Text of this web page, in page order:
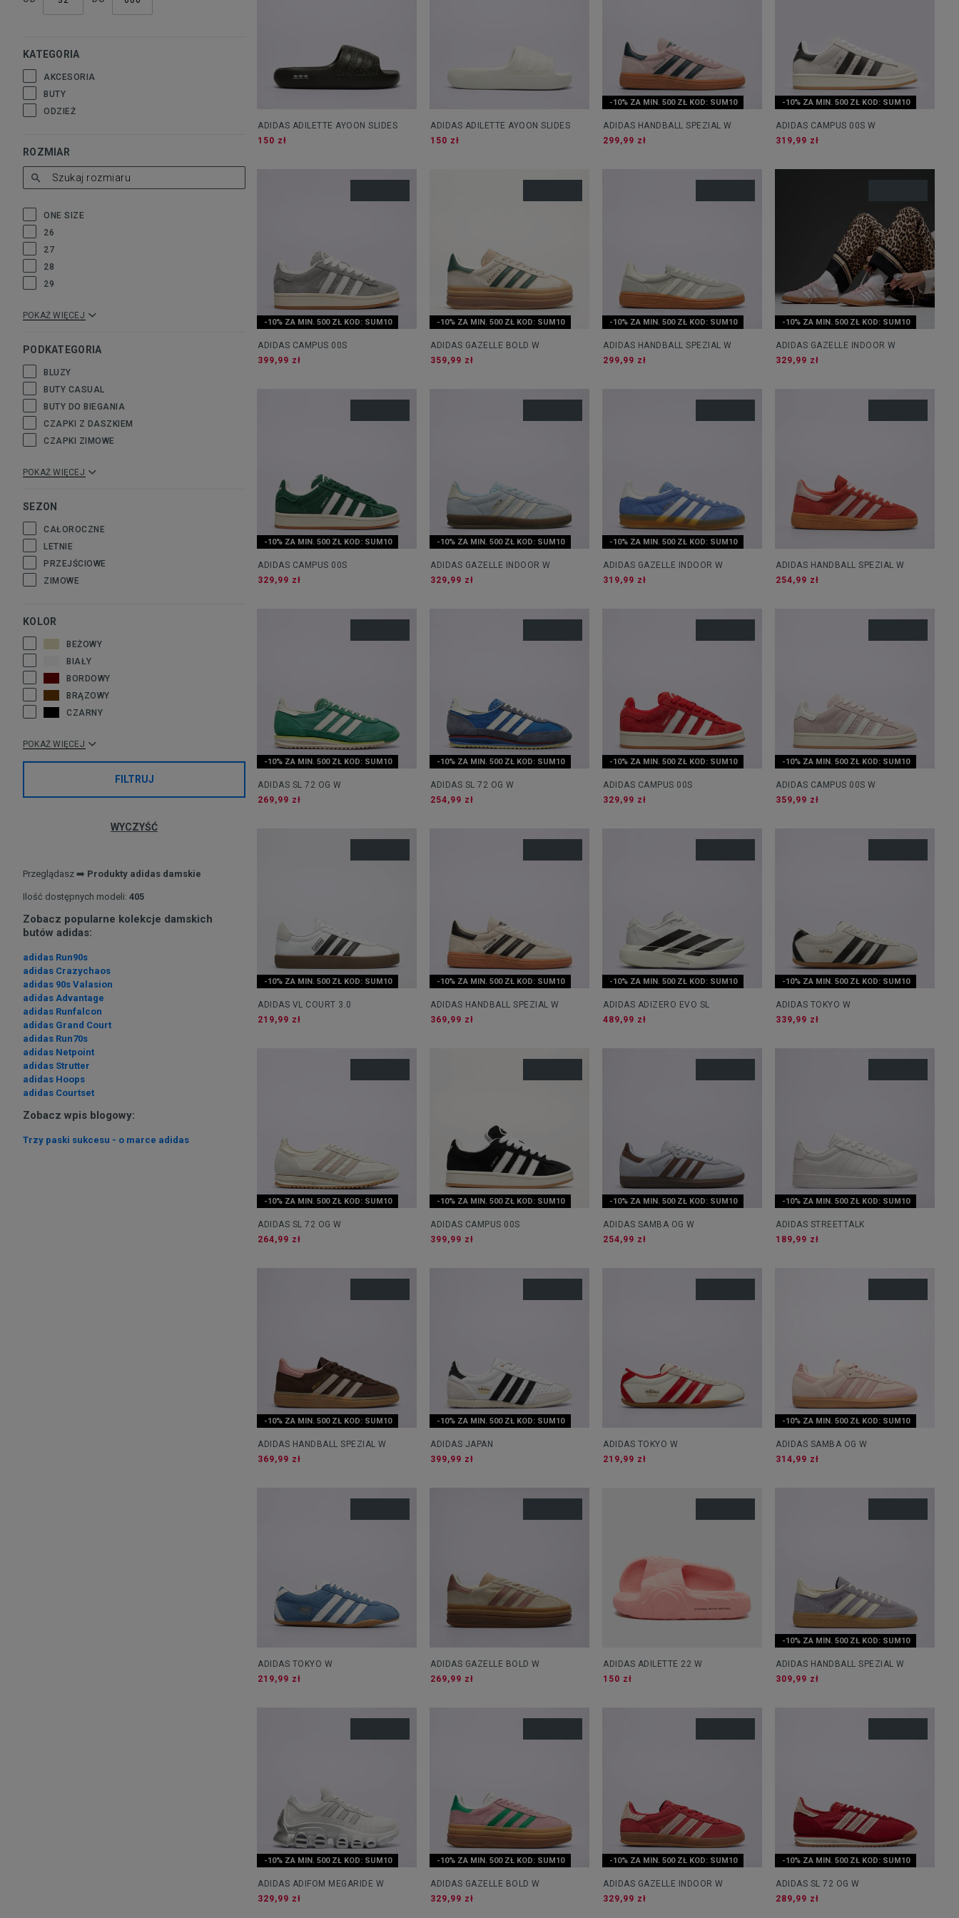
KATEGORIA
AKCESORIA
BUTY
ODZIEŻ
ROZMIAR
POKAŻ WIĘCEJ
ONE SIZE
26
27
28
29
PODKATEGORIA
POKAŻ WIĘCEJ
BLUZY
BUTY CASUAL
BUTY DO BIEGANIA
CZAPKI Z DASZKIEM
CZAPKI ZIMOWE
SEZON
CAŁOROCZNE
LETNIE
PRZEJŚCIOWE
ZIMOWE
KOLOR
POKAŻ WIĘCEJ
BEŻOWY
BIAŁY
BORDOWY
BRĄZOWY
CZARNY
FILTRUJ
WYCZYŚĆ
Przeglądasz ➡️ Produkty adidas damskie
Ilość dostępnych modeli: 405
Zobacz popularne kolekcje damskich
butów adidas:
adidas Run90s
adidas Crazychaos
adidas 90s Valasion
adidas Advantage
adidas Runfalcon
adidas Grand Court
adidas Run70s
adidas Netpoint
adidas Strutter
adidas Hoops
adidas Courtset
Zobacz wpis blogowy:
Trzy paski sukcesu - o marce adidas
ADIDAS ADILETTE AYOON SLIDES
150 zł
ADIDAS ADILETTE AYOON SLIDES
150 zł
-10% ZA MIN. 500 ZŁ KOD: SUM10
ADIDAS HANDBALL SPEZIAL W
299,99 zł
-10% ZA MIN. 500 ZŁ KOD: SUM10
ADIDAS CAMPUS 00S W
319,99 zł
-10% ZA MIN. 500 ZŁ KOD: SUM10
ADIDAS CAMPUS 00S
399,99 zł
-10% ZA MIN. 500 ZŁ KOD: SUM10
ADIDAS GAZELLE BOLD W
359,99 zł
-10% ZA MIN. 500 ZŁ KOD: SUM10
ADIDAS HANDBALL SPEZIAL W
299,99 zł
-10% ZA MIN. 500 ZŁ KOD: SUM10
ADIDAS GAZELLE INDOOR W
329,99 zł
-10% ZA MIN. 500 ZŁ KOD: SUM10
ADIDAS CAMPUS 00S
329,99 zł
-10% ZA MIN. 500 ZŁ KOD: SUM10
ADIDAS GAZELLE INDOOR W
329,99 zł
-10% ZA MIN. 500 ZŁ KOD: SUM10
ADIDAS GAZELLE INDOOR W
319,99 zł
ADIDAS HANDBALL SPEZIAL W
254,99 zł
-10% ZA MIN. 500 ZŁ KOD: SUM10
ADIDAS SL 72 OG W
269,99 zł
-10% ZA MIN. 500 ZŁ KOD: SUM10
ADIDAS SL 72 OG W
254,99 zł
-10% ZA MIN. 500 ZŁ KOD: SUM10
ADIDAS CAMPUS 00S
329,99 zł
-10% ZA MIN. 500 ZŁ KOD: SUM10
ADIDAS CAMPUS 00S W
359,99 zł
-10% ZA MIN. 500 ZŁ KOD: SUM10
ADIDAS VL COURT 3.0
219,99 zł
-10% ZA MIN. 500 ZŁ KOD: SUM10
ADIDAS HANDBALL SPEZIAL W
369,99 zł
-10% ZA MIN. 500 ZŁ KOD: SUM10
ADIDAS ADIZERO EVO SL
489,99 zł
-10% ZA MIN. 500 ZŁ KOD: SUM10
ADIDAS TOKYO W
339,99 zł
-10% ZA MIN. 500 ZŁ KOD: SUM10
ADIDAS SL 72 OG W
264,99 zł
-10% ZA MIN. 500 ZŁ KOD: SUM10
ADIDAS CAMPUS 00S
399,99 zł
-10% ZA MIN. 500 ZŁ KOD: SUM10
ADIDAS SAMBA OG W
254,99 zł
-10% ZA MIN. 500 ZŁ KOD: SUM10
ADIDAS STREETTALK
189,99 zł
-10% ZA MIN. 500 ZŁ KOD: SUM10
ADIDAS HANDBALL SPEZIAL W
369,99 zł
-10% ZA MIN. 500 ZŁ KOD: SUM10
ADIDAS JAPAN
399,99 zł
ADIDAS TOKYO W
219,99 zł
-10% ZA MIN. 500 ZŁ KOD: SUM10
ADIDAS SAMBA OG W
314,99 zł
ADIDAS TOKYO W
219,99 zł
ADIDAS GAZELLE BOLD W
269,99 zł
ADIDAS ADILETTE 22 W
150 zł
-10% ZA MIN. 500 ZŁ KOD: SUM10
ADIDAS HANDBALL SPEZIAL W
309,99 zł
-10% ZA MIN. 500 ZŁ KOD: SUM10
ADIDAS ADIFOM MEGARIDE W
329,99 zł
-10% ZA MIN. 500 ZŁ KOD: SUM10
ADIDAS GAZELLE BOLD W
329,99 zł
-10% ZA MIN. 500 ZŁ KOD: SUM10
ADIDAS GAZELLE INDOOR W
329,99 zł
-10% ZA MIN. 500 ZŁ KOD: SUM10
ADIDAS SL 72 OG W
289,99 zł